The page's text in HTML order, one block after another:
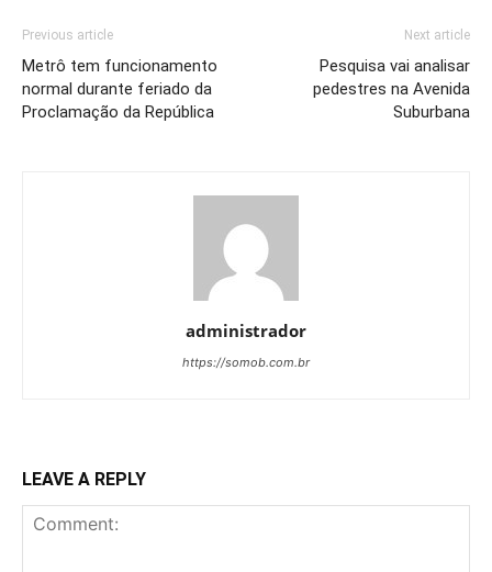
Previous article
Metrô tem funcionamento
normal durante feriado da
Proclamação da República
Next article
Pesquisa vai analisar
pedestres na Avenida
Suburbana
administrador
https://somob.com.br
LEAVE A REPLY